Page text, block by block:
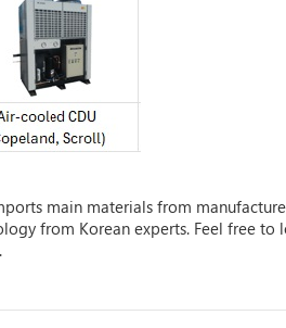
main materials from
from Korean experts. Feel free to